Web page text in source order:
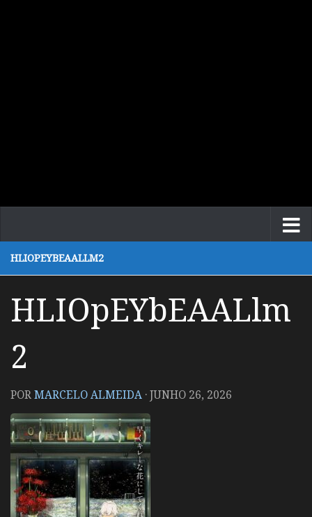
HLIOPEYBEAALLM2
HLIOpEYbEAALlm
2
PORMARCELO ALMEIDA ·JUNHO 26, 2026